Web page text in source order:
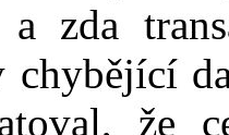
zda
chybějící
že